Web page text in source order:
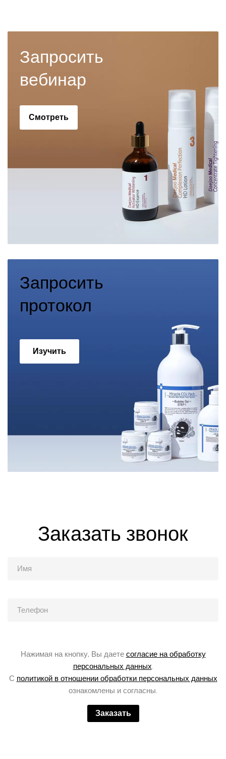
Запросить
вебинар
Смотреть
Запросить
протокол
Изучить
Заказать звонок
Нажимая на кнопку, Вы даете согласие на обработку
персональных данных.
С политикой в отношении обработки персональных данных
ознакомлены и согласны.
Заказать